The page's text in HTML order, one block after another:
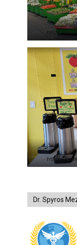
https://
https://
Dr. Spyros